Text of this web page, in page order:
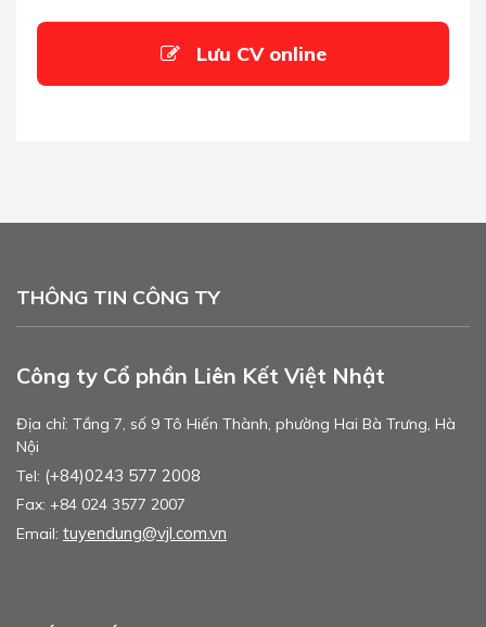
Lưu CV online
THÔNG TIN CÔNG TY
Công ty Cổ phần Liên Kết Việt Nhật
Địa chỉ: Tầng 7, số 9 Tô Hiến Thành, phường Hai Bà Trưng, Hà
Nội
Tel: (+84)0243 577 2008
Fax: +84 024 3577 2007
Email: tuyendung@vjl.com.vn